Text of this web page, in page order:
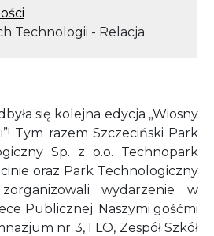
Technologii - Relacja
się kolejna edycja „Wiosny
Tym razem Szczeciński Park
Sp. z o.o. Technopark
oraz Park Technologiczny
wydarzenie w
Publicznej. Naszymi gośćmi
nr 3, I LO, Zespół Szkół